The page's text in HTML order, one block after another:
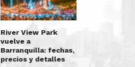
River View Park
vuelve a
Barranquilla: fechas,
precios y detalles